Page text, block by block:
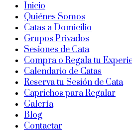
Inicio
Quiénes Somos
Catas a Domicilio
Grupos Privados
Sesiones de Cata
Compra o Regala tu
Calendario de Catas
Reserva tu Sesión de Cata
Caprichos para Regalar
Galería
Blog
Contactar